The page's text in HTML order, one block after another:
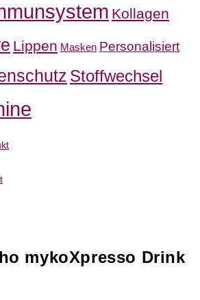
Kollagen
Lippen Masken Personalisiert
Stoffwechsel
mykoXpresso Drink